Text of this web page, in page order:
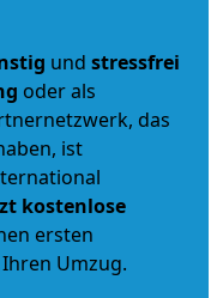
und stressfrei
oder als
das
ist
kostenlose
ersten
Umzug.